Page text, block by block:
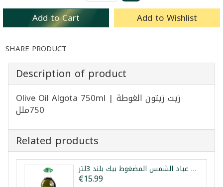
Add to Cart Add to Wishlist
SHARE PRODUCT
Description of product
Olive Oil Algota 750ml | زيت زيتون الغوطة
750ملل
Related products
زيت الزيتون زيت عباد الشمس المضغوط بيك بلند 3لتر
€15.99